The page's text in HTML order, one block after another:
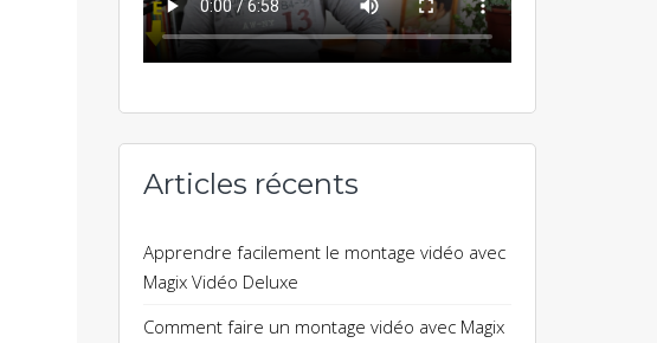
Articles récents
Apprendre facilement le montage vidéo avec
Magix Vidéo Deluxe
Comment faire un montage vidéo avec Magix